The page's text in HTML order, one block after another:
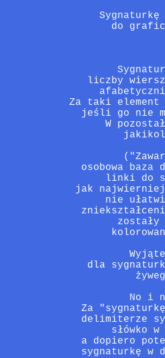
Sygnaturkę
do
liczby
Za taki element
jeśli go nie
W
osobowa baza
linki do
jak
nie
zostały
dla
No i
Za
delimiterze
słówko w
a dopiero
sygnaturkę w